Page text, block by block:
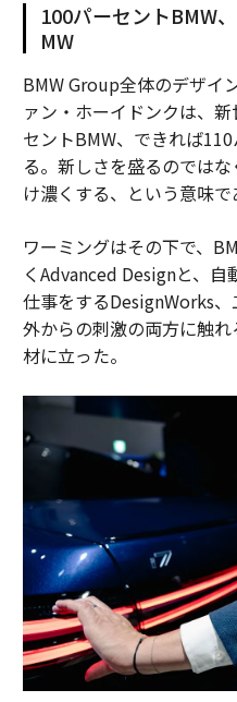
100パーセントBMW
MW
BMW Group全体のデザイ
ァン・ホーイドンクは、
セントBMW、できれば
る。新しさを盛るのでは
け濃くする、という意味で
ワーミングはその下で、
くAdvanced Designと、
仕事をするDesignWorks
外からの刺激の両方に触
材に立った。